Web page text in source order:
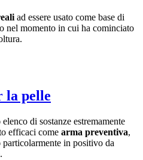
ad essere usato come base di
nel momento in cui ha cominciato
la pelle
di sostanze estremamente
efficaci come arma preventiva,
in positivo da
.